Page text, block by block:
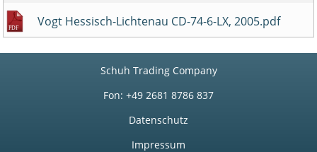
Vogt Hessisch-Lichtenau CD-74-6-LX, 2005.pdf
Schuh Trading Company
Fon: +49 2681 8786 837
Datenschutz
Impressum